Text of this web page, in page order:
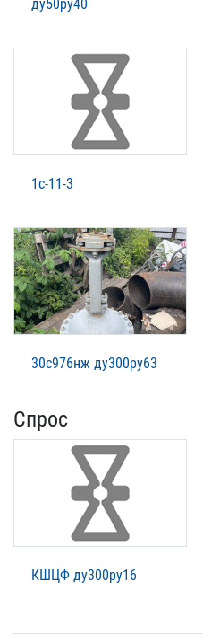
ду50ру40
1с-11-3
30с976нж ду300ру63
Спрос
КШЦФ ду300ру16